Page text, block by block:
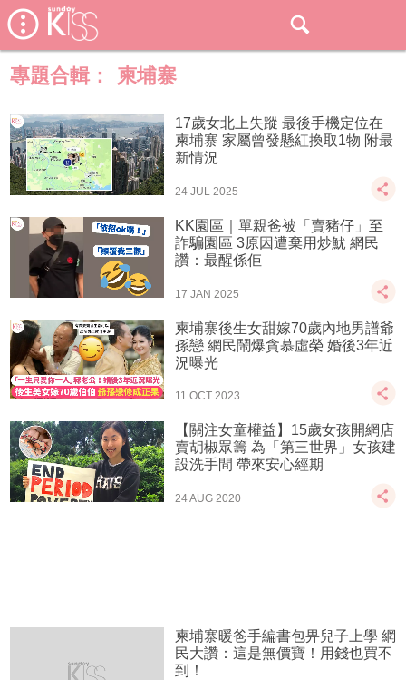
專題合輯： 柬埔寨
17歲女北上失蹤 最後手機定位在
柬埔寨 家屬曾發懸紅換取1物 附最
新情況
24 JUL 2025
KK園區｜單親爸被「賣豬仔」至
詐騙園區 3原因遭棄用炒魷 網民
讚：最醒係佢
17 JAN 2025
柬埔寨後生女甜嫁70歲內地男譜爺
孫戀 網民鬧爆貪慕虛榮 婚後3年近
況曝光
11 OCT 2023
【關注女童權益】15歲女孩開網店
賣胡椒眾籌 為「第三世界」女孩建
設洗手間 帶來安心經期
24 AUG 2020
柬埔寨暖爸手編書包畀兒子上學 網
民大讚：這是無價寶！用錢也買不
到！